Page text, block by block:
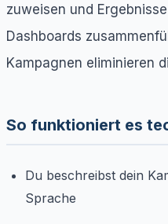
zuweisen und
Dashboards
Kampagnen eliminieren
So funktioniert es
Du beschreibst dein
Sprache